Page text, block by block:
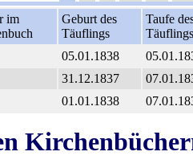
im
Geburt des
Täuflings
Taufe
Täuflings
05.01.1838
31.12.1837
01.01.1838